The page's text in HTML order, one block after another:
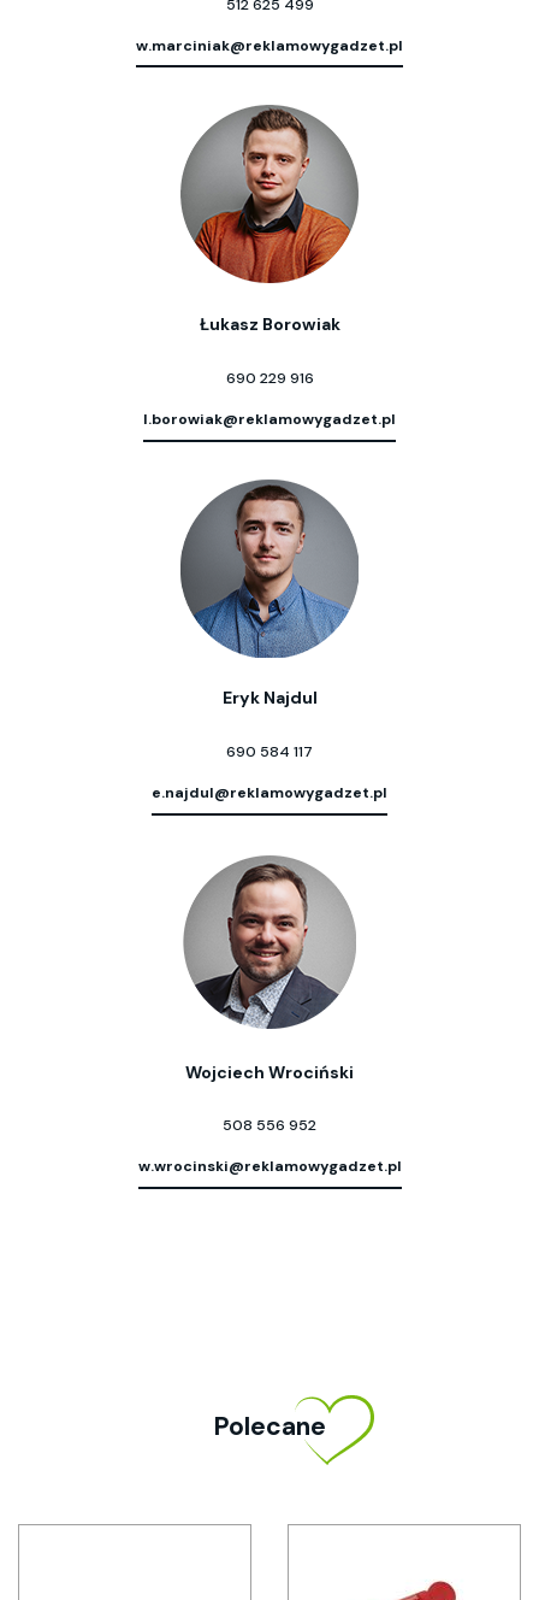
512 625 499
w.marciniak@reklamowygadzet.pl
Łukasz Borowiak
690 229 916
l.borowiak@reklamowygadzet.pl
Eryk Najdul
690 584 117
e.najdul@reklamowygadzet.pl
Wojciech Wrociński
508 556 952
w.wrocinski@reklamowygadzet.pl
Polecane